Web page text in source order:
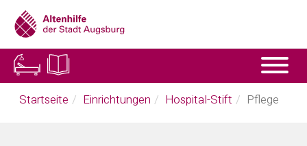
Skip
main
content
You
Startseite Einrichtungen Hospital-Stift Pflege